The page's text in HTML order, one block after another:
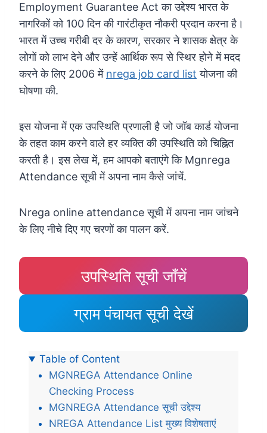
Employment Guarantee Act का उद्देश्य भारत के
नागरिकों को 100 दिन की गारंटीकृत नौकरी प्रदान करना है।
भारत में उच्च गरीबी दर के कारण, सरकार ने शासक क्षेत्र के
लोगों को लाभ देने और उन्हें आर्थिक रूप से स्थिर होने में मदद
करने के लिए 2006 में nrega job card list योजना की
घोषणा की.
इस योजना में एक उपस्थिति प्रणाली है जो जॉब कार्ड योजना
के तहत काम करने वाले हर व्यक्ति की उपस्थिति को चिह्नित
करती है। इस लेख में, हम आपको बताएंगे कि Mgnrega
Attendance सूची में अपना नाम कैसे जांचें.
Nrega online attendance सूची में अपना नाम जांचने
के लिए नीचे दिए गए चरणों का पालन करें.
उपस्थिति सूची जाँचें
ग्राम पंचायत सूची देखें
Table of Content
MGNREGA Attendance Online
Checking Process
MGNREGA Attendance सूची उद्देश्य
NREGA Attendance List मुख्य विशेषताएं